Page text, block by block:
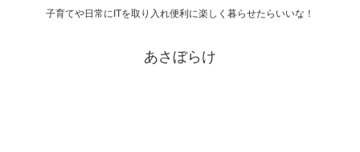
子育てや日常にITを取り入れ便利に楽しく暮らせたらいいな！
あさぼらけ